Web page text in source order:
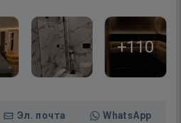
+110
Эл. почта WhatsApp